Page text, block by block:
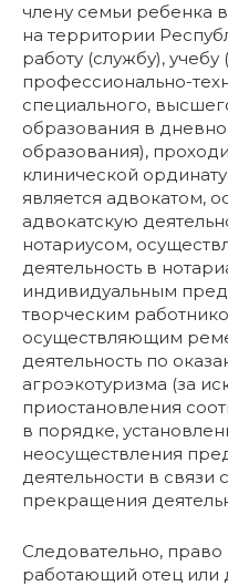
члену семьи ребенка
на территории
работу (службу),
профессионально-
специального,
образования в
образования),
клинической
является адвокатом,
адвокатскую
нотариусом,
деятельность в
индивидуальным
творческим
осуществляющим
деятельность по
агроэкотуризма (за
приостановления
в порядке,
неосуществления
деятельности в
прекращения
Следовательно, право
работающий отец или